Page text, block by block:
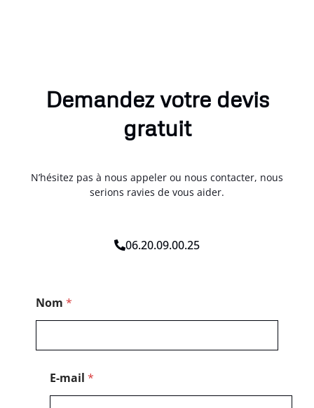
Demandez votre devis
gratuit
N’hésitez pas à nous appeler ou nous contacter, nous
serions ravies de vous aider.
06.20.09.00.25
Nom *
E-mail *